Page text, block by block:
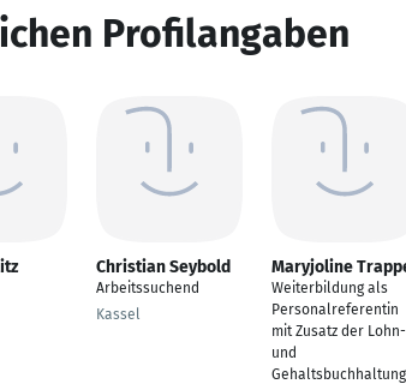
Profilangaben
Christian Seybold
Arbeitssuchend
Kassel
Maryjoline
Weiterbildung als
Personalreferentin
mit Zusatz der Lohn-
und
Gehaltsbuchhaltung